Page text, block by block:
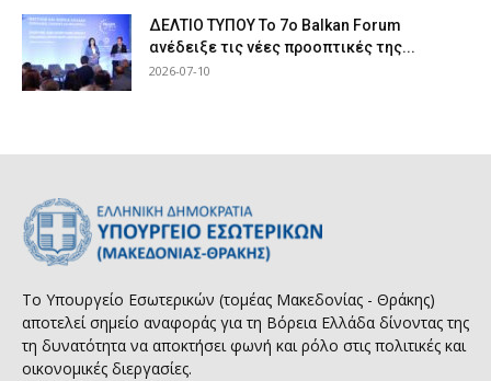
ΔΕΛΤΙΟ ΤΥΠΟΥ Το 7ο Balkan Forum
ανέδειξε τις νέες προοπτικές της...
2026-07-10
Το Υπουργείο Εσωτερικών (τομέας Μακεδονίας - Θράκης)
αποτελεί σημείο αναφοράς για τη Βόρεια Ελλάδα δίνοντας της
τη δυνατότητα να αποκτήσει φωνή και ρόλο στις πολιτικές και
οικονομικές διεργασίες.